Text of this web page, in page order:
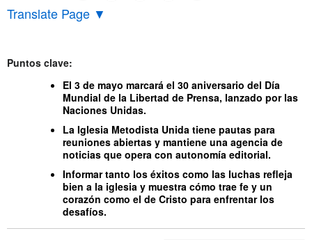
Translate Page ▼
Puntos clave:
El 3 de mayo marcará el 30 aniversario del Día
Mundial de la Libertad de Prensa, lanzado por las
Naciones Unidas.
La Iglesia Metodista Unida tiene pautas para
reuniones abiertas y mantiene una agencia de
noticias que opera con autonomía editorial.
Informar tanto los éxitos como las luchas refleja
bien a la iglesia y muestra cómo trae fe y un
corazón como el de Cristo para enfrentar los
desafíos.